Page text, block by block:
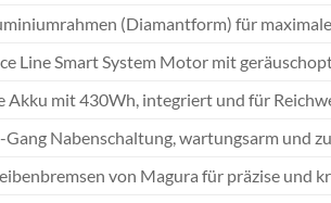
(Diamantform) für
Line Smart System Motor mit
Akku mit 430Wh, integriert und für
Gang Nabenschaltung, wartungsarm und
von Magura für präzise und